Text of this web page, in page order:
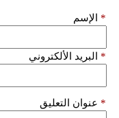
الإسم *
البريد الألكتروني *
عنوان التعليق *